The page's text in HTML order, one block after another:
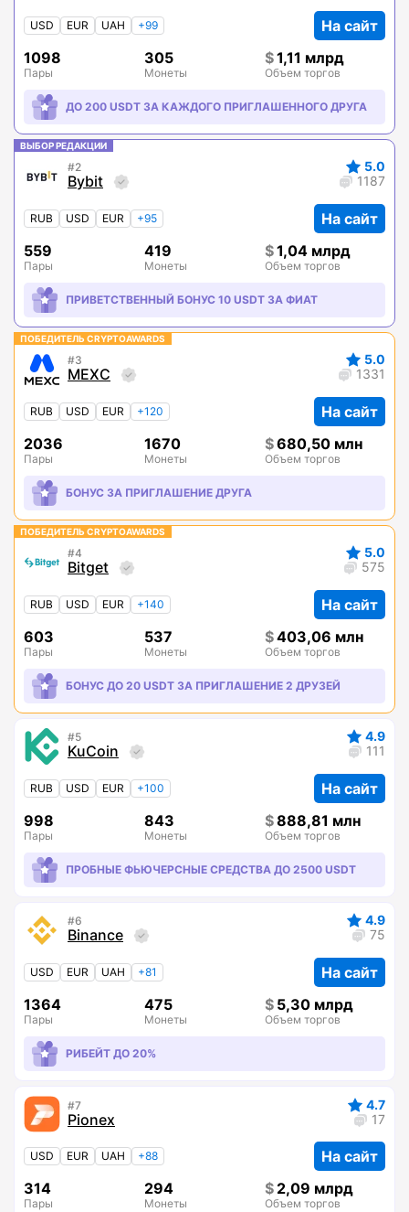
USD EUR UAH +99
На сайт
1098
Пары
305
Монеты
1,11 млрд
Объем торгов
ДО 200 USDT ЗА КАЖДОГО ПРИГЛАШЕННОГО ДРУГА
ВЫБОР РЕДАКЦИИ
2
Bybit
5.0
1187
RUB USD EUR +95
На сайт
559
Пары
419
Монеты
1,04 млрд
Объем торгов
ПРИВЕТСТВЕННЫЙ БОНУС 10 USDT ЗА ФИАТ
ПОБЕДИТЕЛЬ CRYPTOAWARDS
3
MEXC
5.0
1331
RUB USD EUR +120
На сайт
2036
Пары
1670
Монеты
680,50 млн
Объем торгов
БОНУС ЗА ПРИГЛАШЕНИЕ ДРУГА
ПОБЕДИТЕЛЬ CRYPTOAWARDS
4
Bitget
5.0
575
RUB USD EUR +140
На сайт
603
Пары
537
Монеты
403,06 млн
Объем торгов
БОНУС ДО 20 USDT ЗА ПРИГЛАШЕНИЕ 2 ДРУЗЕЙ
5
KuCoin
4.9
111
RUB USD EUR +100
На сайт
998
Пары
843
Монеты
888,81 млн
Объем торгов
ПРОБНЫЕ ФЬЮЧЕРСНЫЕ СРЕДСТВА ДО 2500 USDT
6
Binance
4.9
75
USD EUR UAH +81
На сайт
1364
Пары
475
Монеты
5,30 млрд
Объем торгов
РИБЕЙТ ДО 20%
7
Pionex
4.7
17
USD EUR UAH +88
На сайт
314
Пары
294
Монеты
2,09 млрд
Объем торгов